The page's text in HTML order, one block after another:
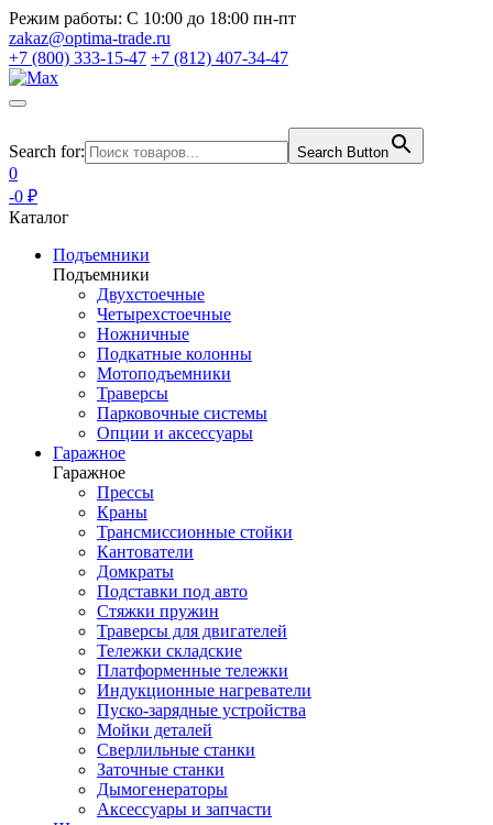
Режим работы: С 10:00 до 18:00 пн-пт
zakaz@optima-trade.ru
+7 (800) 333-15-47 +7 (812) 407-34-47
Search for: Search Button
0
-0 ₽
Каталог
Подъемники
Подъемники
Двухстоечные
Четырехстоечные
Ножничные
Подкатные колонны
Мотоподъемники
Траверсы
Парковочные системы
Опции и аксессуары
Гаражное
Гаражное
Прессы
Краны
Трансмиссионные стойки
Кантователи
Домкраты
Подставки под авто
Стяжки пружин
Траверсы для двигателей
Тележки складские
Платформенные тележки
Индукционные нагреватели
Пуско-зарядные устройства
Мойки деталей
Сверлильные станки
Заточные станки
Дымогенераторы
Аксессуары и запчасти